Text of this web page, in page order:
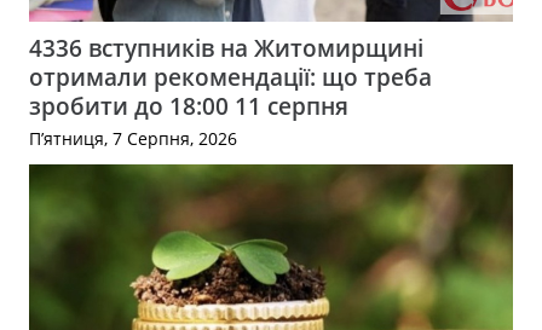
4336 вступників на Житомирщині
отримали рекомендації: що треба
зробити до 18:00 11 серпня
П’ятниця, 7 Серпня, 2026